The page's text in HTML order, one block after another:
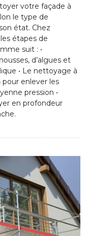
votre façade à
le type de
état. Chez
étapes de
suit : •
d’algues et
• Le nettoyage à
pour enlever les
pression •
en profondeur